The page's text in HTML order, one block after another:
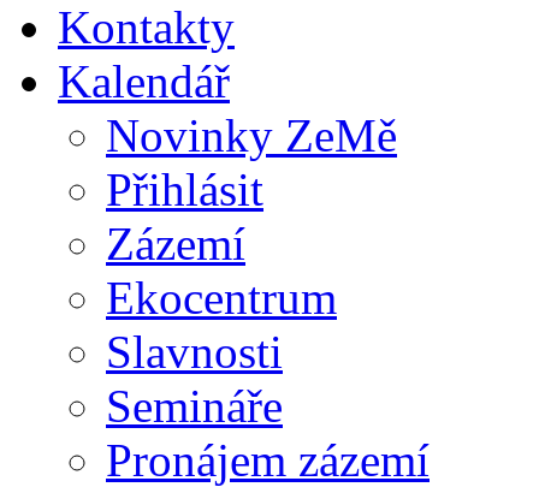
Kontakty
Kalendář
Novinky ZeMě
Přihlásit
Zázemí
Ekocentrum
Slavnosti
Semináře
Pronájem zázemí